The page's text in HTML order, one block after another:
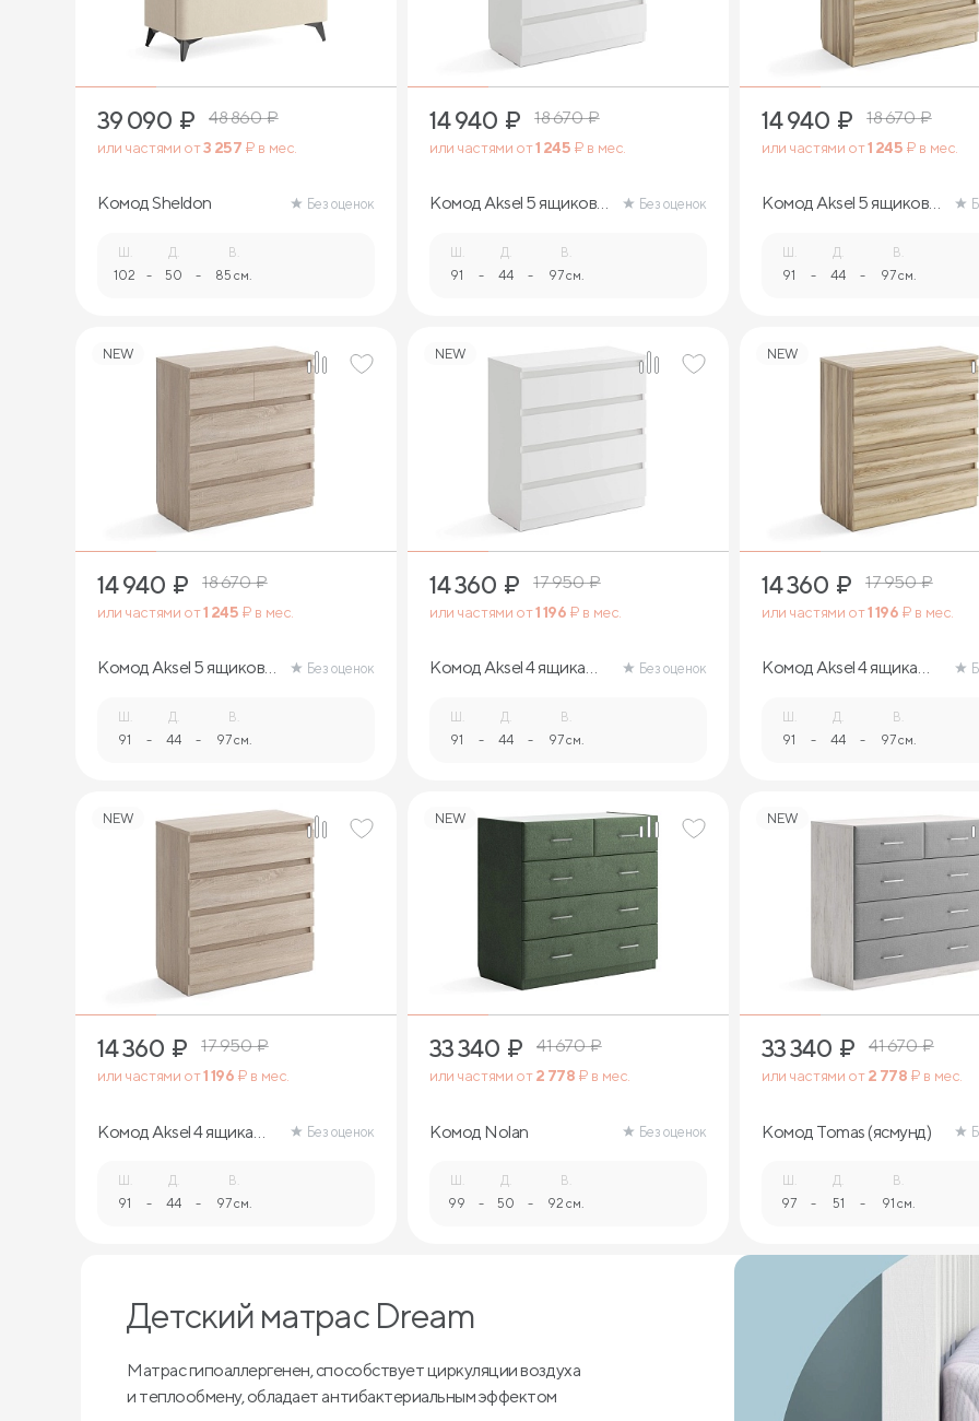
39 090 ₽ 48 860₽
или частями от3 257 ₽ в мес.
Комод Sheldon Без оценок
Ш.
102 -
Д.
50 -
В.
85 см.
14 940 ₽ 18 670₽
или частями от1 245 ₽ в мес.
Комод Aksel 5 ящиков
Без оценок
Ш.
91 -
Д.
44 -
В.
97 см.
14 940 ₽ 18 670₽
или частями от1 245 ₽ в мес.
Комод Aksel 5 ящиков
Ш.
91 -
Д.
44 -
В.
97 см.
NEW
14 940 ₽ 18 670₽
или частями от1 245 ₽ в мес.
Комод Aksel 5 ящиков
Без оценок
Ш.
91 -
Д.
44 -
В.
97 см.
NEW
14 360 ₽ 17 950₽
или частями от1 196 ₽ в мес.
Комод Aksel 4 ящика
Без оценок
Ш.
91 -
Д.
44 -
В.
97 см.
NEW
14 360 ₽ 17 950₽
или частями от1 196 ₽ в мес.
Комод Aksel 4 ящика
Ш.
91 -
Д.
44 -
В.
97 см.
NEW
14 360 ₽ 17 950₽
или частями от1 196 ₽ в мес.
Комод Aksel 4 ящика
Без оценок
91 -
Д.
44 -
В.
97 см.
NEW
33 340 ₽ 41 670₽
или частями от2 778 ₽ в мес.
Комод Nolan Без оценок
99 -
Д.
50 -
В.
92 см.
NEW
33 340 ₽ 41 670₽
или частями от2 778 ₽ в мес.
Комод Tomas (ясмунд)
97 -
Д.
51 -
В.
91 см.
Детский матрас Dream
Матрас гипоаллергенен, способствует циркуляции воздуха
и теплообмену, обладает антибактериальным эффектом